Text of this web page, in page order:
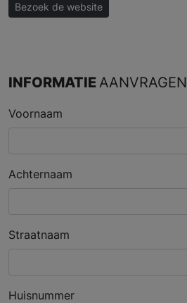
Bezoek de website
INFORMATIEAANVRAGEN
Voornaam
Achternaam
Straatnaam
Huisnummer